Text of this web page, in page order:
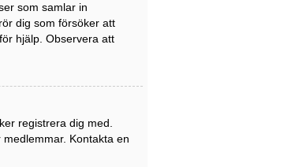
som samlar in
dig som försöker att
hjälp. Observera att
registrera dig med.
Kontakta en